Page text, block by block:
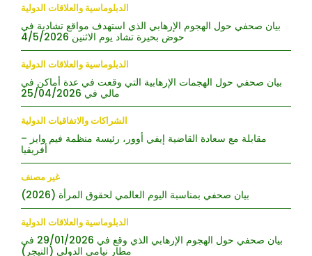
الدبلوماسية والعلاقات الدولية
بيان صحفي حول الهجوم الإرهابي الذي استهدف مواقع تشادية في
حوض بحيرة تشاد يوم الاثنين 4/5/2026
الدبلوماسية والعلاقات الدولية
بيان صحفي حول الهجمات الإرهابية التي وقعت في عدة أماكن في
مالي في 25/04/2026
الشراكات والاتفاقيات الدولية
مقابلة مع سعادة القاضية إيفي أوور، رئيسة منظمة فيم وايز –
أفريقيا
غير مصنف
بيان صحفي بمناسبة اليوم العالمي لحقوق المرأة (2026)
الدبلوماسية والعلاقات الدولية
بيان صحفي حول الهجوم الإرهابي الذي وقع في 29/01/2026 في
مطار نيامي الدولي (النيجر)